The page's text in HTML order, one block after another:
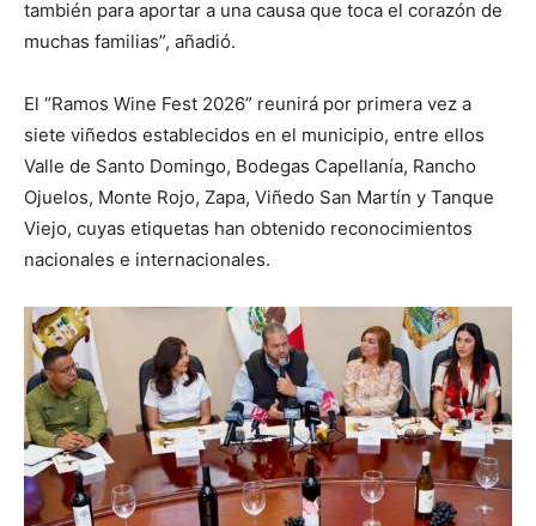
también para aportar a una causa que toca el corazón de
muchas familias”, añadió.
El “Ramos Wine Fest 2026” reunirá por primera vez a
siete viñedos establecidos en el municipio, entre ellos
Valle de Santo Domingo, Bodegas Capellanía, Rancho
Ojuelos, Monte Rojo, Zapa, Viñedo San Martín y Tanque
Viejo, cuyas etiquetas han obtenido reconocimientos
nacionales e internacionales.